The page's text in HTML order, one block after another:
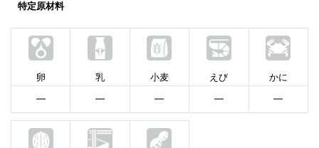
特定原材料
卵
━
乳
━
小麦
━
えび
━
かに
━